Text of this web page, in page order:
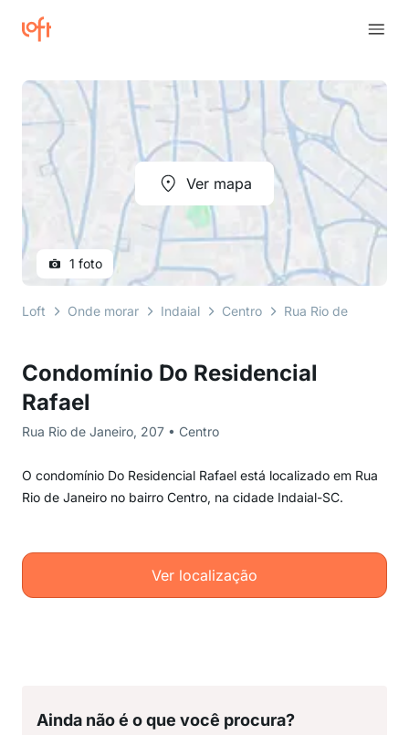
Condomínio Do Residencial
Rafael
Rua Rio de Janeiro, 207 • Centro
O condomínio Do Residencial Rafael está localizado em Rua
Rio de Janeiro no bairro Centro, na cidade Indaial-SC.
Ver localização
Ver mapa
1 foto
Loft Onde morar Indaial Centro Rua Rio de Janeiro
Ainda não é o que você procura?